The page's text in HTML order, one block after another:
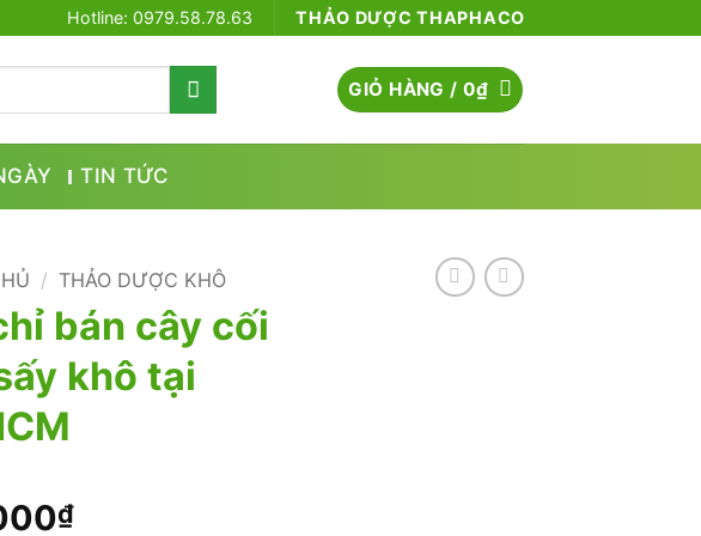
Hotline: 0979.58.78.63 THẢO DƯỢC THAPHACO
GIỎ HÀNG /0₫
TIN TỨC
/ THẢO DƯỢC KHÔ
bán cây cối
khô tại
₫